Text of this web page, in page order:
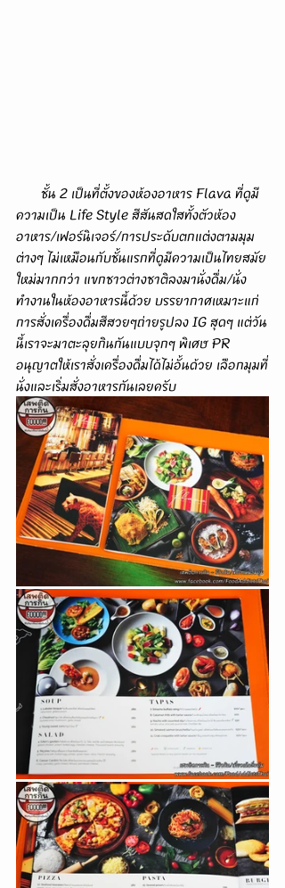
ความเป็น Life Style สีสันสดใสทั้งตัวห้อง
อาหาร/เฟอร์นิเจอร์/การประดับตกแต่งตามมุม
ต่างๆ ไม่เหมือนกับชั้นแรกที่ดูมีความเป็นไทยสมัย
ใหม่มากกว่า แขกชาวต่างชาติลงมานั่งดื่ม/นั่ง
ทำงานในห้องอาหารนี้ด้วย บรรยากาศเหมาะแก่
การสั่งเครื่องดื่มสีสวยๆถ่ายรูปลง IG สุดๆ แต่วัน
นี้เราจะมาตะลุยกินกันแบบจุกๆ พิเศษ PR
อนุญาตให้เราสั่งเครื่องดื่มได้ไม่อั้นด้วย เลือกมุมที่
นั่งและเริ่มสั่งอาหารกันเลยครับ